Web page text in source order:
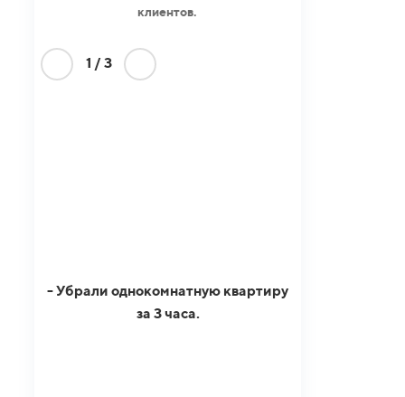
клиентов.
1 /3
- Убрали однокомнатную квартиру
за 3 часа.